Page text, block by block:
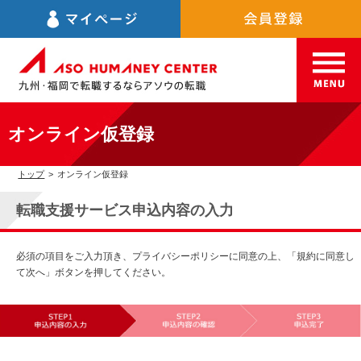
オンライン仮登録
トップ > オンライン仮登録
転職支援サービス申込内容の入力
必須の項目をご入力頂き、プライバシーポリシーに同意の上、「規約に同意し
て次へ」ボタンを押してください。